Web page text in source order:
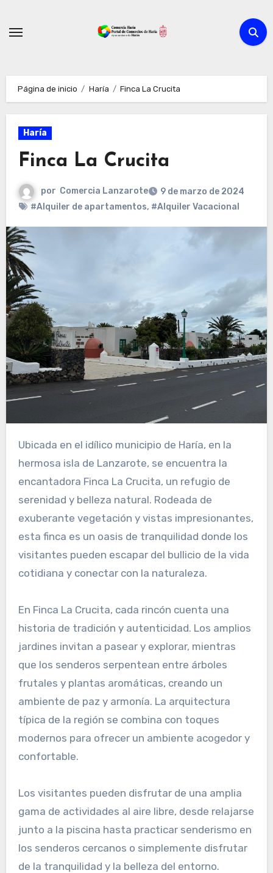
Página de inicio Haría Finca La Crucita
Haría
Finca La Crucita
por Comercia Lanzarote
9 de marzo de 2024
#Alquiler de apartamentos, #Alquiler Vacacional
Ubicada en el idílico municipio de Haría, en la
hermosa isla de Lanzarote, se encuentra la
encantadora Finca La Crucita, un refugio de
serenidad y belleza natural. Rodeada de
exuberante vegetación y vistas impresionantes,
esta finca es un oasis de tranquilidad donde los
visitantes pueden escapar del bullicio de la vida
cotidiana y conectar con la naturaleza.
En Finca La Crucita, cada rincón cuenta una
historia de tradición y autenticidad. Los amplios
jardines invitan a pasear y explorar, mientras
que los senderos serpentean entre árboles
frutales y plantas aromáticas, creando un
ambiente de paz y armonía. La arquitectura
típica de la región se combina con toques
modernos para ofrecer un ambiente acogedor y
confortable.
Los visitantes pueden disfrutar de una amplia
gama de actividades al aire libre, desde relajarse
junto a la piscina hasta practicar senderismo en
los senderos cercanos o simplemente disfrutar
de la tranquilidad y la belleza del entorno.